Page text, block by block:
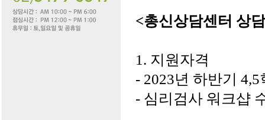
<총신상담센터 상
1. 지원자격
- 2023년 하반기
- 심리검사 워크샵